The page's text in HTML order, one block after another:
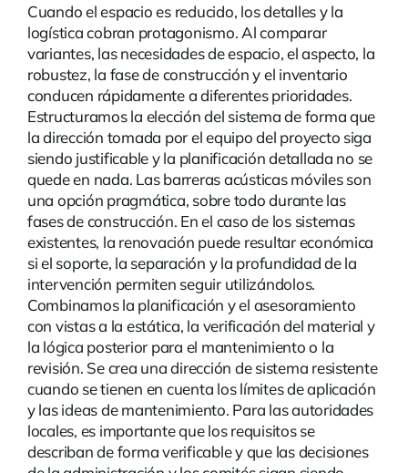
Cuando el espacio es reducido, los detalles y la
logística cobran protagonismo. Al comparar
variantes, las necesidades de espacio, el aspecto, la
robustez, la fase de construcción y el inventario
conducen rápidamente a diferentes prioridades.
Estructuramos la elección del sistema de forma que
la dirección tomada por el equipo del proyecto siga
siendo justificable y la planificación detallada no se
quede en nada. Las barreras acústicas móvilesson
una opción pragmática, sobre todo durante las
fases de construcción. En el caso de los sistemas
existentes, la renovación puede resultar económica
si el soporte, la separación y la profundidad de la
intervención permiten seguir utilizándolos.
Combinamos la planificación y el asesoramiento
con vistas a la estática, la verificación del material y
la lógica posterior para el mantenimiento o la
revisión. Se crea una dirección de sistema resistente
cuando se tienen en cuenta los límites de aplicación
y las ideas de mantenimiento. Para las autoridades
locales, es importante que los requisitos se
describan de forma verificable y que las decisiones